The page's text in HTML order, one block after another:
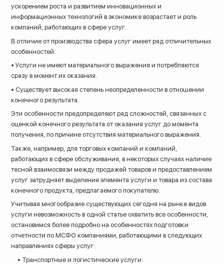
ускорением роста и развитием инновационных и
информационных технологий в экономике возрастает и роль
компаний, работающих в сфере услуг.
В отличие от производства сфера услуг имеет ряд отличительных
особенностей:
• Услуги не имеют материального выражения и потребляются
сразу в момент их оказания.
• Существует высокая степень неопределенности в отношении
конечного результата.
Эти особенности предопределяют ряд сложностей, связанных с
оценкой конечного результата от оказания услуг до момента
получения, по причине отсутствия материального выражения.
Также, например, для торговых компаний и компаний,
работающих в сфере обслуживания, в некоторых случаях наличие
тесной взаимосвязи между продажей товаров и предоставлением
услуг затрудняет выделение элемента услуги и товара из состава
конечного продукта, предлагаемого покупателю.
Учитывая многообразие существующих сегодня на рынке видов
услуги невозможность в одной статье охватить все особенности,
остановимся более подробно на особенностях подготовки
отчетности по МСФО компаниями, работающими в следующих
направлениях сферы услуг:
• Транспортные и логистические услуги.